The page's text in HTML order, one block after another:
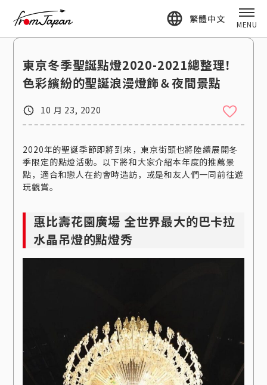
繁體中文 MENU
東京冬季聖誕點燈2020-2021總整理！
色彩繽紛的聖誕浪漫燈飾＆夜間景點
10 月 23, 2020
2020年的聖誕季節即將到來，東京街頭也將陸續展開冬
季限定的點燈活動。以下將和大家介紹本年度的推薦景
點，適合和戀人在約會時造訪，或是和友人們一同前往遊
玩觀賞。
惠比壽花園廣場 全世界最大的巴卡拉
水晶吊燈的點燈秀